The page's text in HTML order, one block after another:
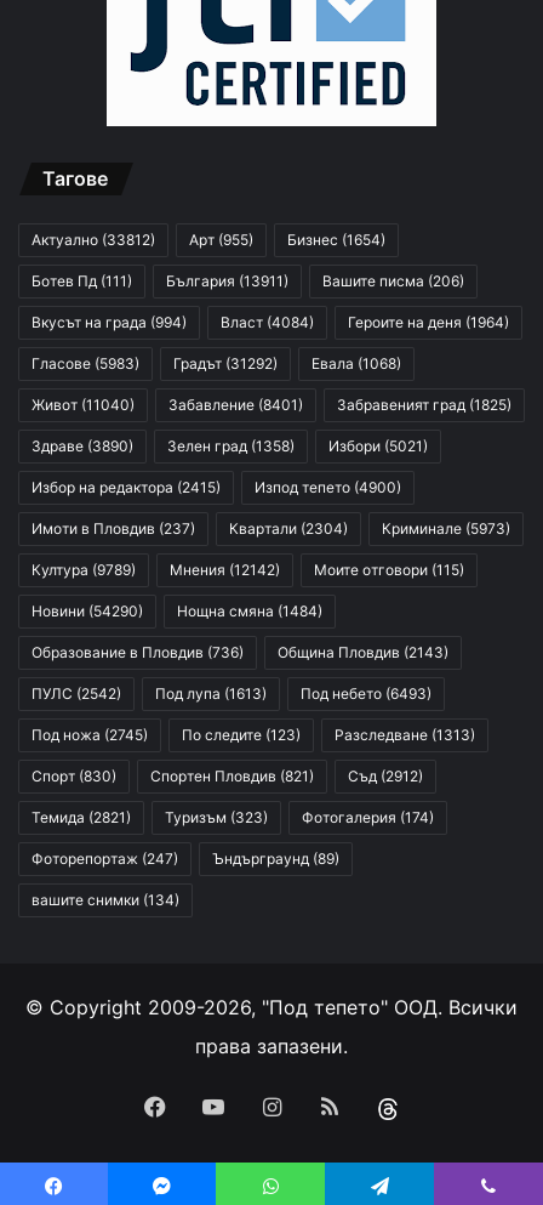
Тагове
Актуално (33812) Арт (955) Бизнес (1654)
Ботев Пд (111) България (13911) Вашите писма (206)
Вкусът на града (994) Власт (4084) Героите на деня (1964)
Гласове (5983) Градът (31292) Евала (1068)
Живот (11040) Забавление (8401) Забравеният град (1825)
Здраве (3890) Зелен град (1358) Избори (5021)
Избор на редактора (2415) Изпод тепето (4900)
Имоти в Пловдив (237) Квартали (2304) Криминале (5973)
Култура (9789) Мнения (12142) Моите отговори (115)
Новини (54290) Нощна смяна (1484)
Образование в Пловдив (736) Община Пловдив (2143)
ПУЛС (2542) Под лупа (1613) Под небето (6493)
Под ножа (2745) По следите (123) Разследване (1313)
Спорт (830) Спортен Пловдив (821) Съд (2912)
Темида (2821) Туризъм (323) Фотогалерия (174)
Фоторепортаж (247) Ъндърграунд (89)
вашите снимки (134)
© Copyright 2009-2026, "Под тепето" ООД. Всички
права запазени.
Facebook
YouTubeInstagram
RSS